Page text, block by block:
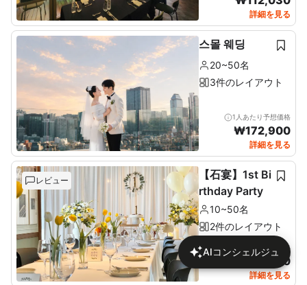
詳細を見る
스몰 웨딩
20~50名
3件のレイアウト
1人あたり予想価格
₩172,900
詳細を見る
レビュー
【石宴】1st Bi
rthday Party
10~50名
2件のレイアウト
1人あたり予想価格
137,680
詳細を見る
AIコンシェルジュ